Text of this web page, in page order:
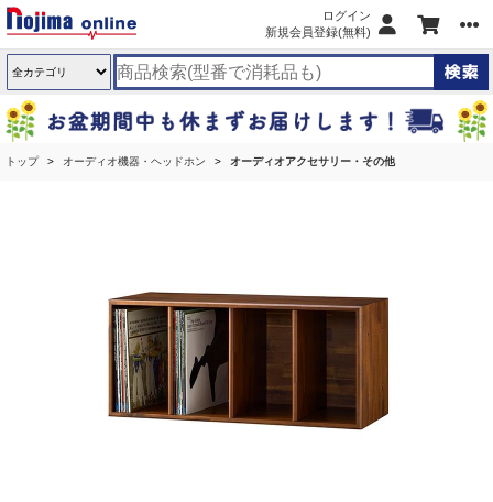
ログイン
新規会員登録(無料)
トップ オーディオ機器・ヘッドホン オーディオアクセサリー・その他